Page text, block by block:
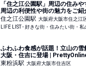
「住之江公園駅」周辺の住み
周辺の利便性や街の魅力をご
街・住みたい街・私の街
住之江公園駅 大阪府大阪市住之江
LIFE LIST - 好きな街・住みたい街・私
ふわふわ食感が話題！立山の
大阪・住吉に登場 |
東粉浜駅 大阪府大阪市住吉区